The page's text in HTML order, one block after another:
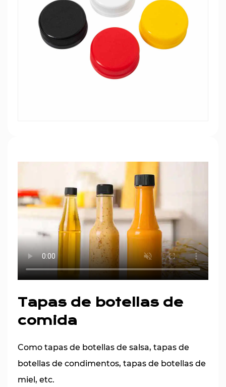
Tapas de botellas de
comida
Como tapas de botellas de salsa, tapas de
botellas de condimentos, tapas de botellas de
miel, etc.